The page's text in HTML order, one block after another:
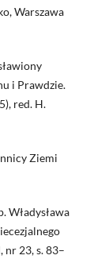
Warszawa
i Prawdzie.
red. H.
Ziemi
Władysława
nr 23, s. 83–